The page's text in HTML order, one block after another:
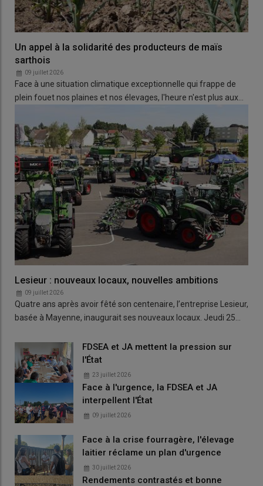
Un appel à la solidarité des producteurs de maïs
sarthois
09 juillet 2026
Face à une situation climatique exceptionnelle qui frappe de
plein fouet nos plaines et nos élevages, l'heure n'est plus aux…
Lesieur : nouveaux locaux, nouvelles ambitions
09 juillet 2026
Quatre ans après avoir fêté son centenaire, l’entreprise Lesieur,
basée à Mayenne, inaugurait ses nouveaux locaux. Jeudi 25…
FDSEA et JA mettent la pression sur
l'État
23 juillet 2026
Face à l'urgence, la FDSEA et JA
interpellent l'État
09 juillet 2026
Face à la crise fourragère, l'élevage
laitier réclame un plan d'urgence
30 juillet 2026
Rendements contrastés et bonne